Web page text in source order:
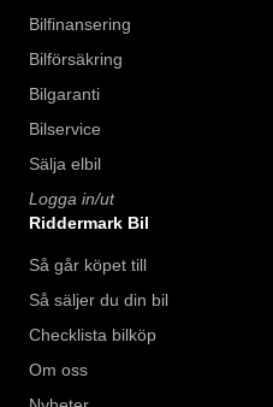
Bilfinansering
Bilförsäkring
Bilgaranti
Bilservice
Sälja elbil
Logga in/ut
Riddermark Bil
Så går köpet till
Så säljer du din bil
Checklista bilköp
Om oss